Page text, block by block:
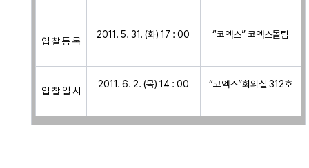
입 찰 등 록
2011. 5. 31. (화) 17 : 00 “코엑스” 코엑스몰팀
입 찰 일 시
2011. 6. 2. (목) 14 : 00 “코엑스”회의실 312호